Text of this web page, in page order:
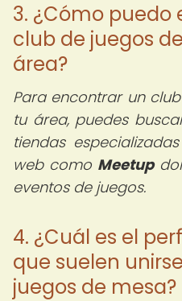
3. ¿Cómo puedo
club de juegos
área?
Para encontrar un
tu área, puedes
tiendas
web como Meetup
eventos de juegos.
4. ¿Cuál es el
que suelen
juegos de mesa?